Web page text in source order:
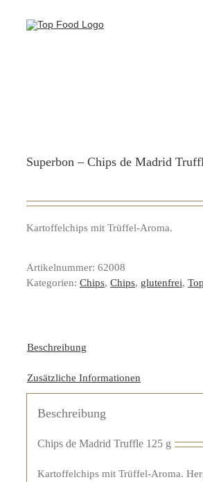
Inhalt
Superbon – Chips de Madrid
Kartoffelchips mit Trüffel-Aroma.
Artikelnummer: 62008
Kategorien: Chips, Chips, glutenfrei,
Beschreibung
Zusätzliche Informationen
Beschreibung
Chips de Madrid Truffle 125 g
Kartoffelchips mit Trüffel-Aroma.